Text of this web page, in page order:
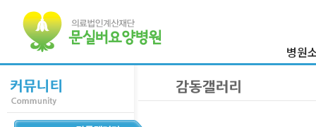
병원
병원